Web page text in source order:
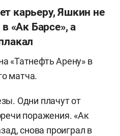
карьеру, Яшкин не
«Ак Барсе», а
«Татнефть Арену» в
матча.
Одни плачут от
поражения. «Ак
снова проиграл в